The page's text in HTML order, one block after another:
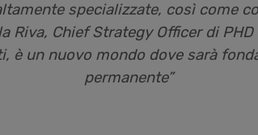
specializzate, così come
Riva, Chief Strategy Officer di PHD
è un nuovo mondo dove sarà
permanente”